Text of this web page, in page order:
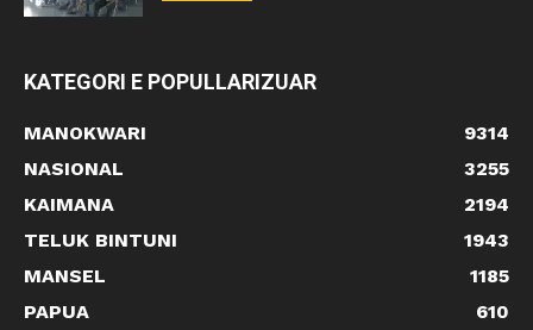
KATEGORI E POPULLARIZUAR
MANOKWARI
9314
NASIONAL
3255
KAIMANA
2194
TELUK BINTUNI
1943
MANSEL
1185
PAPUA
610